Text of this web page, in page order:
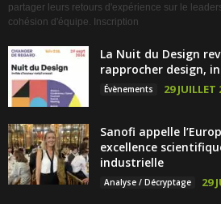
partager leurs retours d'expérience sur le
cohésion d'équipe. Inscription
La Nuit du Design
rapprocher design,
Évènements 29 JUILLET
Sanofi appelle
excellence
industrielle
Analyse / Décryptage 29